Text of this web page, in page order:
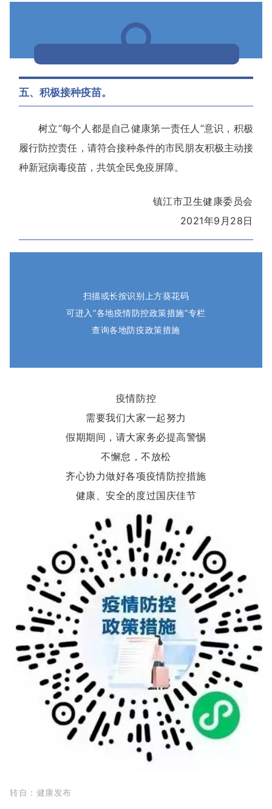
五、积极接种疫苗。
树立“每个人都是自己健康第一责任人”意识，积极
履行防控责任， 请符合接种条件的市民朋友积极主动接
种新冠病毒疫苗， 共筑全民免疫屏障。
镇江市卫生健康委员会
2021年9月28日
扫描或长按识别上方葵花码
可进入“各地疫情防控政策措施”专栏
查询各地防疫政策措施
疫情防控
需要我们大家一起努力
假期期间，请大家务必提高警惕
不懈怠，不放松
齐心协力做好各项疫情防控措施
健康、安全的度过国庆佳节
转自：健康发布